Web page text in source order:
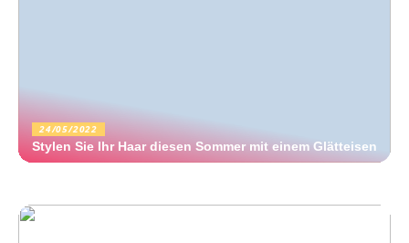
24/05/2022
Stylen Sie Ihr Haar diesen Sommer mit einem Glätteisen